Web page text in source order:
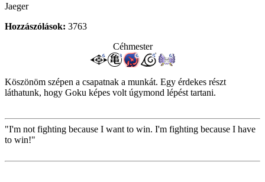
Jaeger
Hozzászólások: 3763
Céhmester
Köszönöm szépen a csapatnak a munkát. Egy érdekes részt
láthatunk, hogy Goku képes volt úgymond lépést tartani.
"I'm not fighting because I want to win. I'm fighting because I have
to win!"